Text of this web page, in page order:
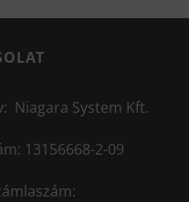
Niagara System Kft.
13156668-2-09